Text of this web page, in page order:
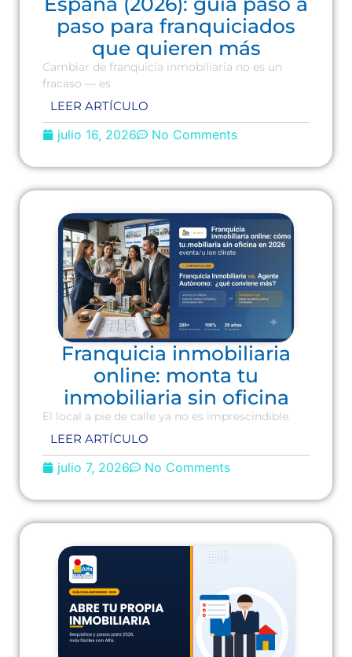
paso para franquiciados
que quieren más
Cambiar de franquicia inmobiliaria no es un
fracaso — es
LEER ARTÍCULO
julio 16, 2026 No Comments
Franquicia inmobiliaria
online: monta tu
inmobiliaria sin oficina
El local a pie de calle ya no es imprescindible.
LEER ARTÍCULO
julio 7, 2026 No Comments